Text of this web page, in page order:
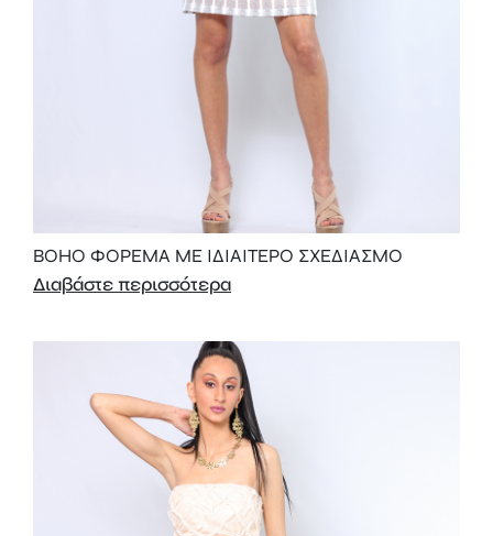
BOHO ΦΟΡΕΜΑ ΜΕ ΙΔΙΑΙΤΕΡΟ ΣΧΕΔΙΑΣΜΟ
Διαβάστε περισσότερα